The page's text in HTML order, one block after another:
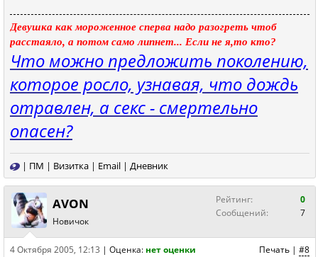
Девушка как мороженное сперва надо разогреть чтоб
расстаяло, а потом само липнет... Если не я,то кто?
Что можно предложить поколению,
которое росло, узнавая, что дождь
отравлен, а секс - смертельно
опасен?
| ПМ | Визитка | Email | Дневник
AVON
Новичок
Рейтинг:
0
Сообщений:
7
Печать | #8
4 Октября 2005, 12:13 | Оценка: нет оценки